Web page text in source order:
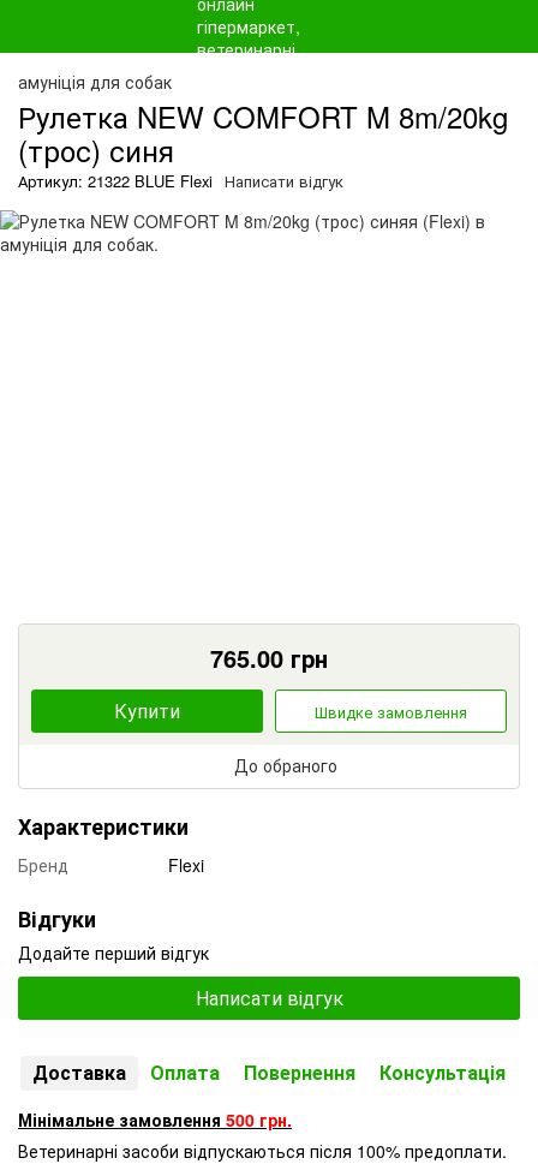
амуніція для собак
Рулетка NEW COMFORT M 8m/20kg
(трос) синя
Артикул: 21322 BLUE Flexi Написати відгук
765.00 грн
Купити Швидке замовлення
До обраного
Характеристики
Бренд Flexi
Відгуки
Додайте перший відгук
Написати відгук
Доставка Оплата Повернення Консультація
Мінімальне замовлення 500 грн.
Ветеринарні засоби відпускаються після 100% предоплати.